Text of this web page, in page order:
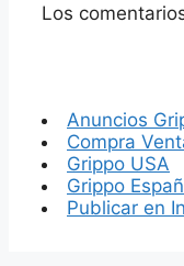
Los
Anuncios
Compra
Grippo USA
Grippo
Publicar en